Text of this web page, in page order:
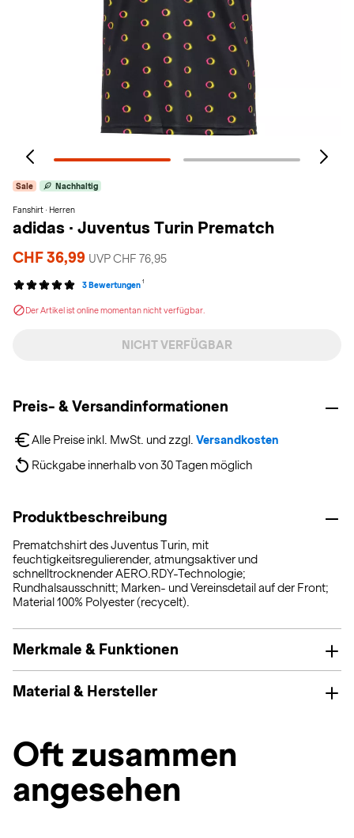
Sale Nachhaltig
Fanshirt · Herren
adidas · Juventus Turin Prematch
CHF 36,99 UVP CHF 76,95
3 Bewertungen 1
Der Artikel ist online momentan nicht verfügbar.
NICHT VERFÜGBAR
Preis- & Versandinformationen
Alle Preise inkl. MwSt. und zzgl. Versandkosten
Rückgabe innerhalb von 30 Tagen möglich
Produktbeschreibung
Prematchshirt des Juventus Turin, mit
feuchtigkeitsregulierender, atmungsaktiver und
schnelltrocknender AERO.RDY-Technologie;
Rundhalsausschnitt; Marken- und Vereinsdetail auf der Front;
Material 100% Polyester (recycelt).
Merkmale & Funktionen
Material & Hersteller
Oft zusammen
angesehen